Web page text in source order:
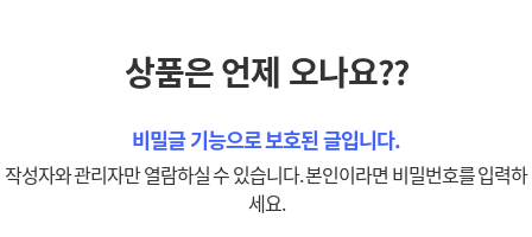
상품은 언제 오나요??
비밀글 기능으로 보호된 글입니다.
작성자와 관리자만 열람하실 수 있습니다. 본인이라면 비밀번호를 입력하
세요.